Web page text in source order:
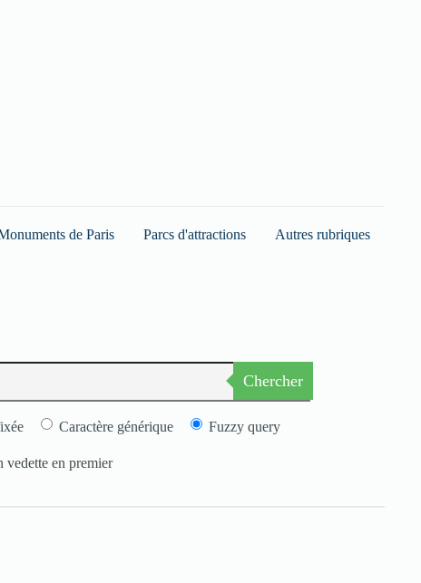
de Paris Parcs d'attractions Autres rubriques
Chercher
Caractère générique Fuzzy query
vedette en premier